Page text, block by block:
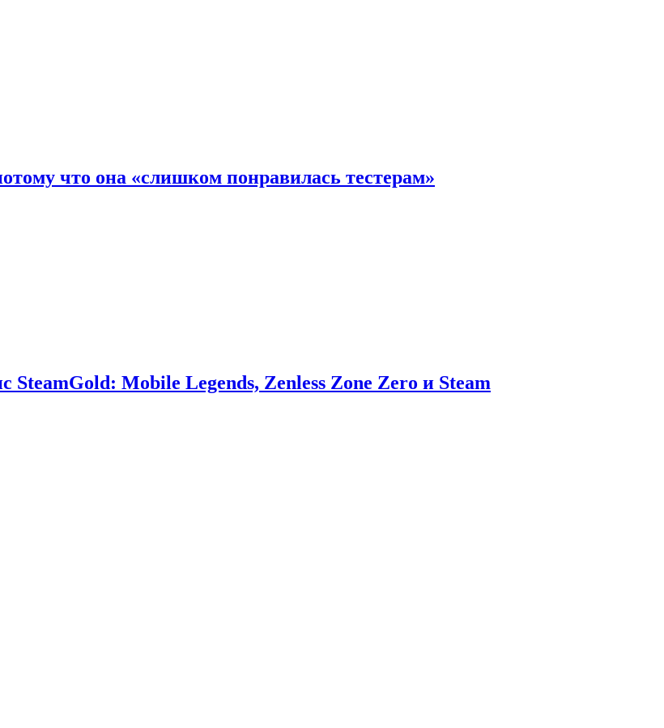
что она «слишком понравилась тестерам»
SteamGold: Mobile Legends, Zenless Zone Zero и Steam